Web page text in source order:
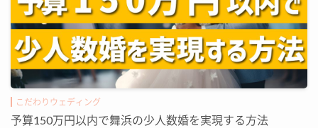
こだわりウェディング
予算150万円以内で舞浜の少人数婚を実現する方法